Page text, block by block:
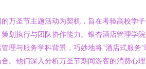
万圣节主题活动为契机，旨在考验高校学
划执行与团队协作能力。银杏酒店管理学
理与服务学科背景，巧妙地将“酒店式服务”
。他们深入分析万圣节期间游客的消费心